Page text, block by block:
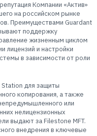
Компании «Актив»
на российском рынке
Преимуществами Guardant
поддержку
жизненным циклом
лицензий и настройки
в зависимости от роли
Station для защиты
копирования, а также
или
нелицензионных
выдают за Filestone MFT.
внедрения в ключевые